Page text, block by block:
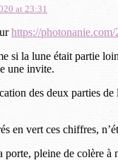
at 23:31
https://
si la lune était partie
une invite.
des deux parties
en vert ces chiffres,
porte, pleine de colère